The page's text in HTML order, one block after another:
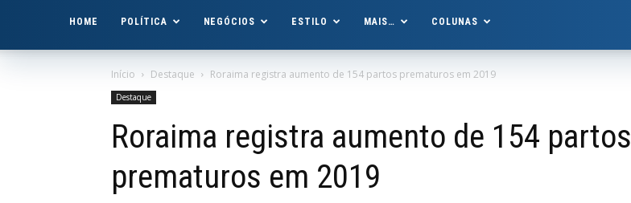
HOME POLÍTICA NEGÓCIOS ESTILO MAIS… COLUNAS
Início Destaque Roraima registra aumento de 154 partos prematuros em 2019
Destaque
Roraima registra aumento de 154 partos
prematuros em 2019